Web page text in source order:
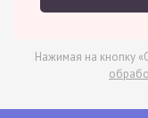
Нажимая на кнопку